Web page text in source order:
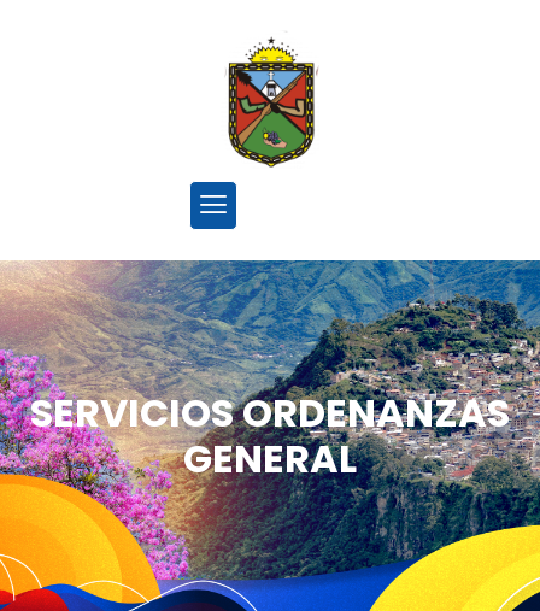
SERVICIOS ORDENANZAS
GENERAL